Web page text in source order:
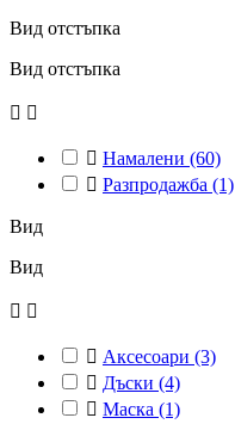
Вид отстъпка
Вид отстъпка
 
 Намалени (60)
 Разпродажба (1)
Вид
Вид
 
 Аксесоари (3)
 Дъски (4)
 Маска (1)